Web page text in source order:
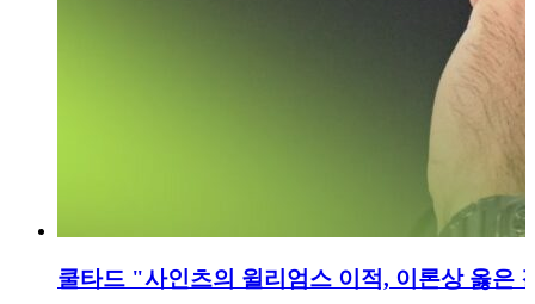
쿨타드 "사인츠의 윌리엄스 이적, 이론상 옳은